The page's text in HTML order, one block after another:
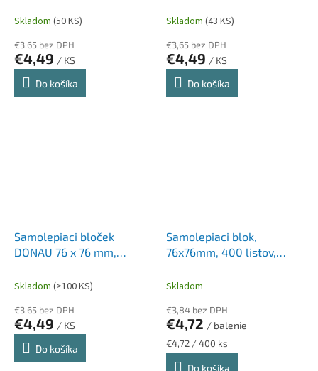
Skladom (50 KS)
€3,65 bez DPH
€4,49 / KS
Do košíka
Skladom (43 KS)
€3,65 bez DPH
€4,49 / KS
Do košíka
Samolepiaci bloček
DONAU 76 x 76 mm,
lístkov
Skladom (>100 KS)
€3,65 bez DPH
€4,49 / KS
Do košíka
Samolepiaci blok,
76x76mm, 400 listov,
Skladom
€3,84 bez DPH
€4,72 / balenie
Jednotková
cena:
€4,72 / 400 ks
Do košíka